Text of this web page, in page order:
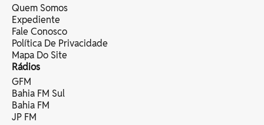
Quem Somos
Expediente
Fale Conosco
Política De Privacidade
Mapa Do Site
Rádios
GFM
Bahia FM Sul
Bahia FM
JP FM